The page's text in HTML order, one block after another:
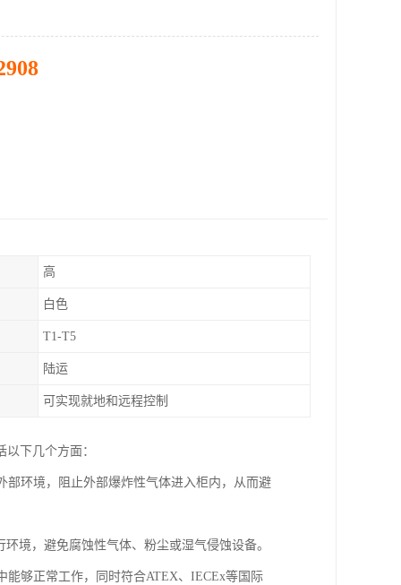
高
白色
T1-T5
陆运
可实现就地和远程控制
下几个方面：
环境，阻止外部爆炸性气体进入柜内，从而避
境，避免腐蚀性气体、粉尘或湿气侵蚀设备。
够正常工作，同时符合ATEX、IECEx等国际